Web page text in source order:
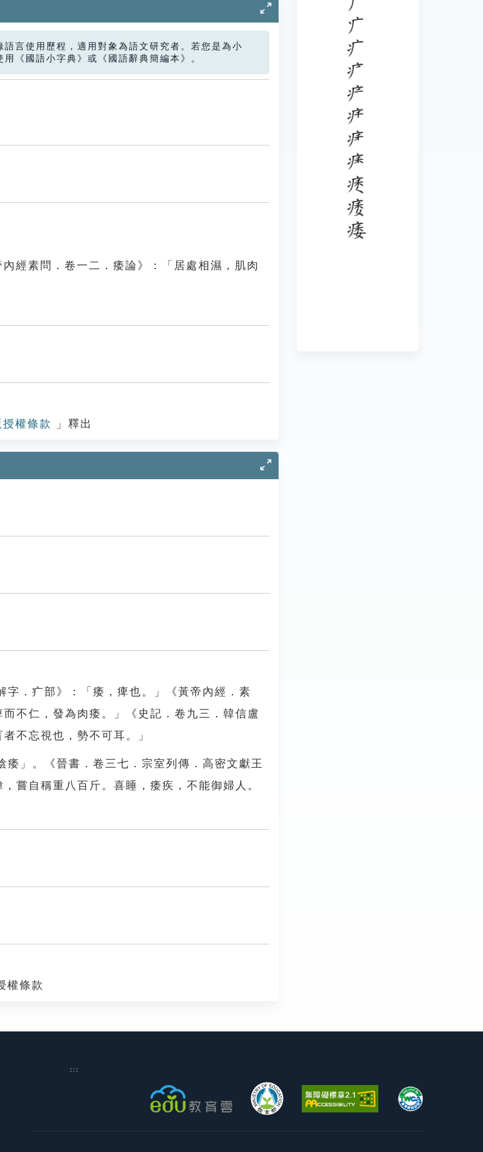
言使用歷程，適用對象為語文研究者。若您是為小
《國語小字典》或《國語辭典簡編本》。
經素問．卷一二．痿論》：「居處相濕，肌肉
權條款 」釋出
．疒部》：「痿，痺也。」《黃帝內經．素
不仁，發為肉痿。」《史記．卷九三．韓信盧
不忘視也，勢不可耳。」
」。《晉書．卷三七．宗室列傳．高密文獻王
嘗自稱重八百斤。喜睡，痿疾，不能御婦人。
權條款
:::